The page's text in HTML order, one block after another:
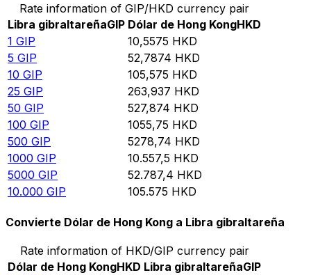
Rate information of GIP/HKD currency pair
Libra gibraltareñaGIP Dólar de Hong KongHKD
1 GIP 10,5575 HKD
5 GIP 52,7874 HKD
10 GIP 105,575 HKD
25 GIP 263,937 HKD
50 GIP 527,874 HKD
100 GIP 1055,75 HKD
500 GIP 5278,74 HKD
1000 GIP 10.557,5 HKD
5000 GIP 52.787,4 HKD
10.000 GIP 105.575 HKD
Convierte Dólar de Hong Kong a Libra gibraltareña
Rate information of HKD/GIP currency pair
Dólar de Hong KongHKD Libra gibraltareñaGIP